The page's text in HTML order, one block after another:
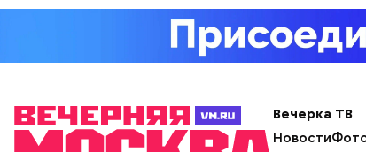
Вечерка ТВ
Новости